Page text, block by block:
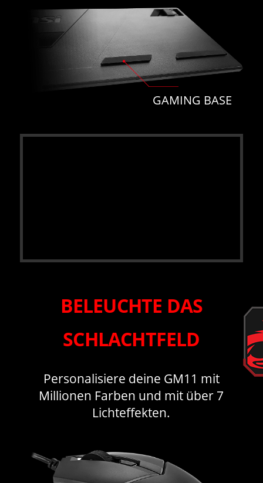
GAMING BASE
BELEUCHTE DAS
SCHLACHTFELD
Personalisiere deine GM11 mit
Millionen Farben und mit über 7
Lichteffekten.